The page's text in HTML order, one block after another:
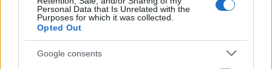
Personal Data that Is Unrelated with the
Purposes for which it was collected.
Opted Out
Google consents
puntos (35).
2. Sevilla – 256 puntos